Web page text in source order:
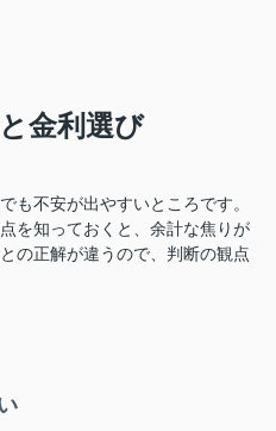
金利選び
も不安が出やすいところです。
を知っておくと、余計な焦りが
の正解が違うので、判断の観点